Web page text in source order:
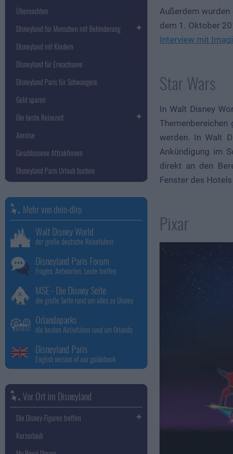
Außerdem
dem 1. Oktober
Interview mit
Star Wars
In Walt Disney
werden. In Walt
Ankündigung im
direkt an den
Fenster des
Pixar
Übernachten
Disneyland für Menschen mit Behinderung
Disneyland mit Kindern
Disneyland für Erwachsene
Disneyland Paris für Schwangere
Geld sparen
Die beste Reisezeit
Anreise
Geschlossene Attraktionen
Disneyland Paris Urlaub buchen
Mehr von dein-dlrp
Walt Disney World
der große deutsche Reiseführer
Disneyland Paris Forum
Fragen, Antworten, Leute treffen
MSE - Die Disney Seite
die große Seite rund um alles zu Disney
Orlandoparks
die besten Aktivitäten rund um Orlando
Disneyland Paris
English version of our guidebook
Vor Ort im Disneyland
Die Disney-Figuren treffen
Kurzurlaub